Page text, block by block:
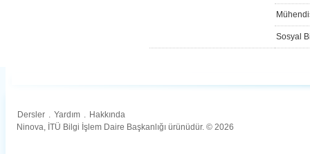
Sosyal
Dersler . Yardım . Hakkında
Ninova, İTÜ Bilgi İşlem Daire Başkanlığı ürünüdür. © 2026